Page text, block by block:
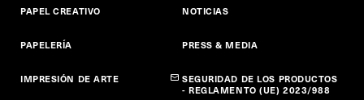
PAPEL CREATIVO
PAPELERÍA
IMPRESIÓN DE ARTE
NOTICIAS
PRESS & MEDIA
SEGURIDAD DE LOS PRODUCTOS
- REGLAMENTO (UE) 2023/988